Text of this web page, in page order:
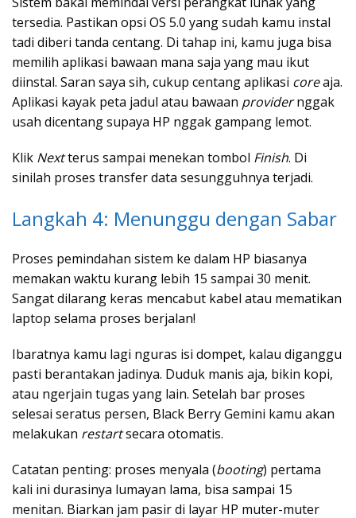
tersedia. Pastikan opsi OS 5.0 yang sudah kamu instal
tadi diberi tanda centang. Di tahap ini, kamu juga bisa
memilih aplikasi bawaan mana saja yang mau ikut
diinstal. Saran saya sih, cukup centang aplikasi coreaja.
Aplikasi kayak peta jadul atau bawaan providernggak
usah dicentang supaya HP nggak gampang lemot.
Klik Nextterus sampai menekan tombol Finish. Di
sinilah proses transfer data sesungguhnya terjadi.
Langkah 4: Menunggu dengan Sabar
Proses pemindahan sistem ke dalam HP biasanya
memakan waktu kurang lebih 15 sampai 30 menit.
Sangat dilarang keras mencabut kabel atau mematikan
laptop selama proses berjalan!
Ibaratnya kamu lagi nguras isi dompet, kalau diganggu
pasti berantakan jadinya. Duduk manis aja, bikin kopi,
atau ngerjain tugas yang lain. Setelah bar proses
selesai seratus persen, Black Berry Gemini kamu akan
melakukan restartsecara otomatis.
Catatan penting: proses menyala (booting) pertama
kali ini durasinya lumayan lama, bisa sampai 15
menitan. Biarkan jam pasir di layar HP muter-muter